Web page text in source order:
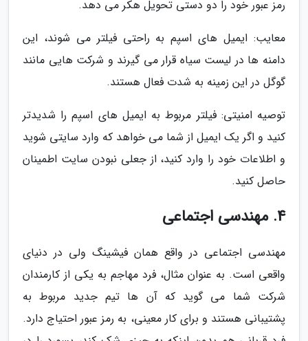
رمز عبور خود را دو دستی تحویل هکر می دهد.
معایب: ایمیل های اسپم به راحتی فیلتر می شوند، این
دامنه ها در لیست سیاه قرار می گیرند و شرکت هایی مانند
گوگل در این زمینه به شدت فعال هستند.
توصیه امنیتی: فیلتر مربوط به ایمیل های اسپم را شدیدتر
کنید و اگر یک ایمیل از شما می خواهد که وارد سایتی شوید
و اطلاعات خود را وارد کنید، از جعلی نبودن سایت اطمینان
حاصل کنید.
4. مهندسی اجتماعی
مهندسی اجتماعی در واقع همان فیشینگ ولی در دنیای
واقعی است. به عنوان مثال، فرد مهاجم به یکی از کارمندان
شرکت شما می گوید که آن ها تیم جدید مربوط به
پشتیبانی هستند و برای کار معینی، به رمز عبور احتیاج دارد.